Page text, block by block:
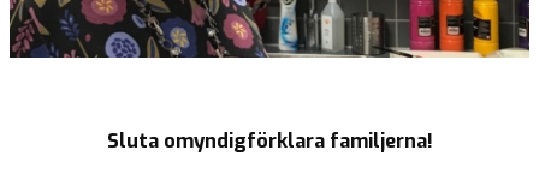
Sluta omyndigförklara familjerna!